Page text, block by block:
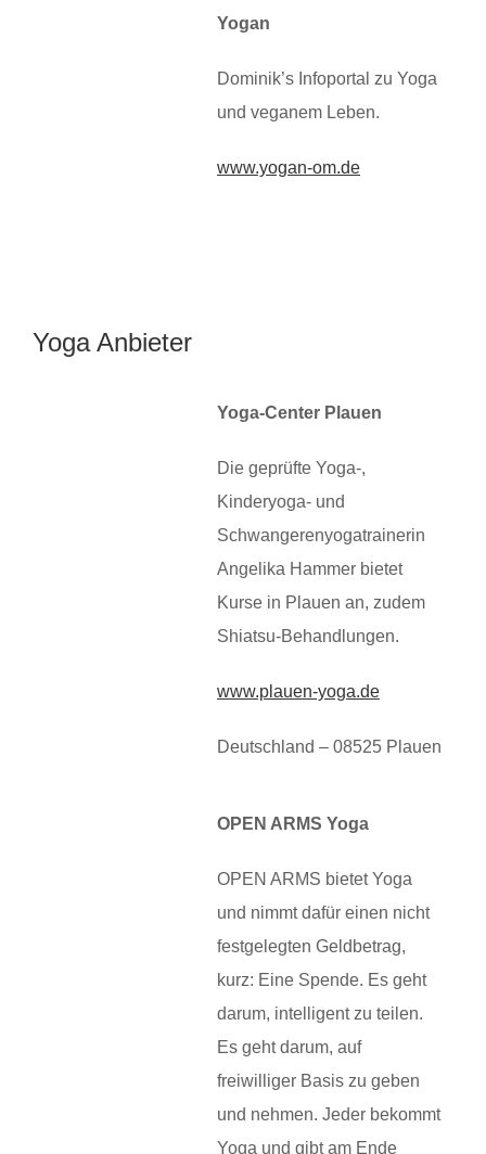
Yogan
Dominik’s Infoportal zu Yoga
und veganem Leben.
www.yogan-om.de
Yoga Anbieter
Yoga-Center Plauen
Die geprüfte Yoga-,
Kinderyoga- und
Schwangerenyogatrainerin
Angelika Hammer bietet
Kurse in Plauen an, zudem
Shiatsu-Behandlungen.
www.plauen-yoga.de
Deutschland – 08525 Plauen
OPEN ARMS Yoga
OPEN ARMS bietet Yoga
und nimmt dafür einen nicht
festgelegten Geldbetrag,
kurz: Eine Spende. Es geht
darum, intelligent zu teilen.
Es geht darum, auf
freiwilliger Basis zu geben
und nehmen. Jeder bekommt
Yoga und gibt am Ende